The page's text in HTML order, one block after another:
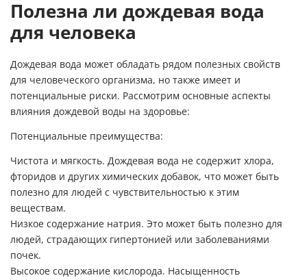
Полезна ли дождевая вода
для человека
Дождевая вода может обладать рядом полезных свойств
для человеческого организма, но также имеет и
потенциальные риски. Рассмотрим основные аспекты
влияния дождевой воды на здоровье:
Потенциальные преимущества:
Чистота и мягкость. Дождевая вода не содержит хлора,
фторидов и других химических добавок, что может быть
полезно для людей с чувствительностью к этим
веществам.
Низкое содержание натрия. Это может быть полезно для
людей, страдающих гипертонией или заболеваниями
почек.
Высокое содержание кислорода. Насыщенность